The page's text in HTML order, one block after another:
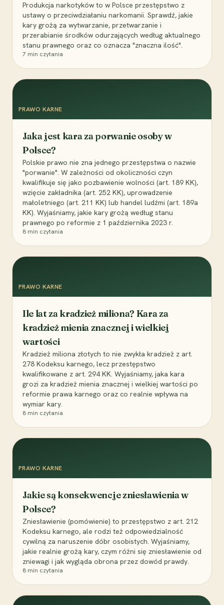
Produkcja narkotyków to w Polsce przestępstwo z
ustawy o przeciwdziałaniu narkomanii. Sprawdź, jakie
kary grożą za wytwarzanie, przetwarzanie i
przerabianie środków odurzających według aktualnego
stanu prawnego oraz co oznacza "znaczna ilość".
7 min czytania
PRAWO KARNE
Jaka jest kara za porwanie osoby w
Polsce?
Polskie prawo nie zna jednego przestępstwa o nazwie
"porwanie". W zależności od okoliczności czyn
kwalifikuje się jako pozbawienie wolności (art. 189 KK),
wzięcie zakładnika (art. 252 KK), uprowadzenie
małoletniego (art. 211 KK) lub handel ludźmi (art. 189a
KK). Wyjaśniamy, jakie kary grożą według stanu
prawnego po reformie z 1 października 2023 r.
8 min czytania
PRAWO KARNE
Ile lat za kradzież miliona? Kara za
kradzież mienia znacznej i wielkiej
wartości
Kradzież miliona złotych to nie zwykła kradzież z art.
278 Kodeksu karnego, lecz przestępstwo
kwalifikowane z art. 294 KK. Wyjaśniamy, jaka kara
grozi za kradzież mienia znacznej i wielkiej wartości po
reformie prawa karnego oraz co realnie wpływa na
wymiar kary.
8 min czytania
PRAWO KARNE
Jakie są konsekwencje zniesławienia w
Polsce?
Zniesławienie (pomówienie) to przestępstwo z art. 212
Kodeksu karnego, ale rodzi też odpowiedzialność
cywilną za naruszenie dóbr osobistych. Wyjaśniamy,
jakie realnie grożą kary, czym różni się zniesławienie od
zniewagi i jak wygląda obrona przez dowód prawdy.
8 min czytania